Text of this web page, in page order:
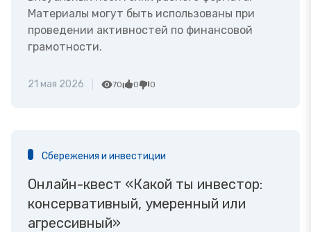
Материалы могут быть использованы при
проведении активностей по финансовой
грамотности.
21 мая 2026 70 0 0
Сбережения и инвестиции
Онлайн-квест «Какой ты инвестор:
консервативный, умеренный или
агрессивный»